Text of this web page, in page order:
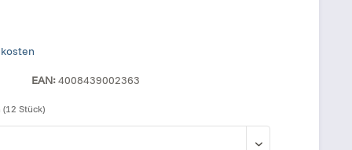
EAN:4008439002363
Stück)